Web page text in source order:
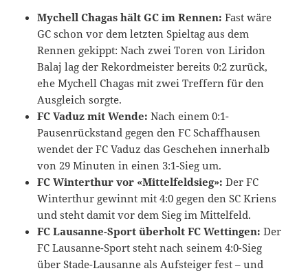
Mychell Chagas hält GC im Rennen: Fast wäre
GC schon vor dem letzten Spieltag aus dem
Rennen gekippt: Nach zwei Toren von Liridon
Balaj lag der Rekordmeister bereits 0:2 zurück,
ehe Mychell Chagas mit zwei Treffern für den
Ausgleich sorgte.
FC Vaduz mit Wende: Nach einem 0:1-
Pausenrückstand gegen den FC Schaffhausen
wendet der FC Vaduz das Geschehen innerhalb
von 29 Minuten in einen 3:1-Sieg um.
FC Winterthur vor «Mittelfeldsieg»: Der FC
Winterthur gewinnt mit 4:0 gegen den SC Kriens
und steht damit vor dem Sieg im Mittelfeld.
FC Lausanne-Sport überholt FC Wettingen:Der
FC Lausanne-Sport steht nach seinem 4:0-Sieg
über Stade-Lausanne als Aufsteiger fest – und